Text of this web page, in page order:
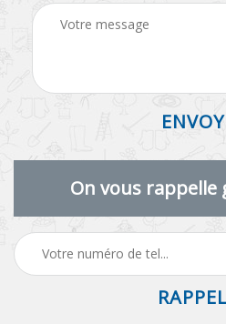
On vous